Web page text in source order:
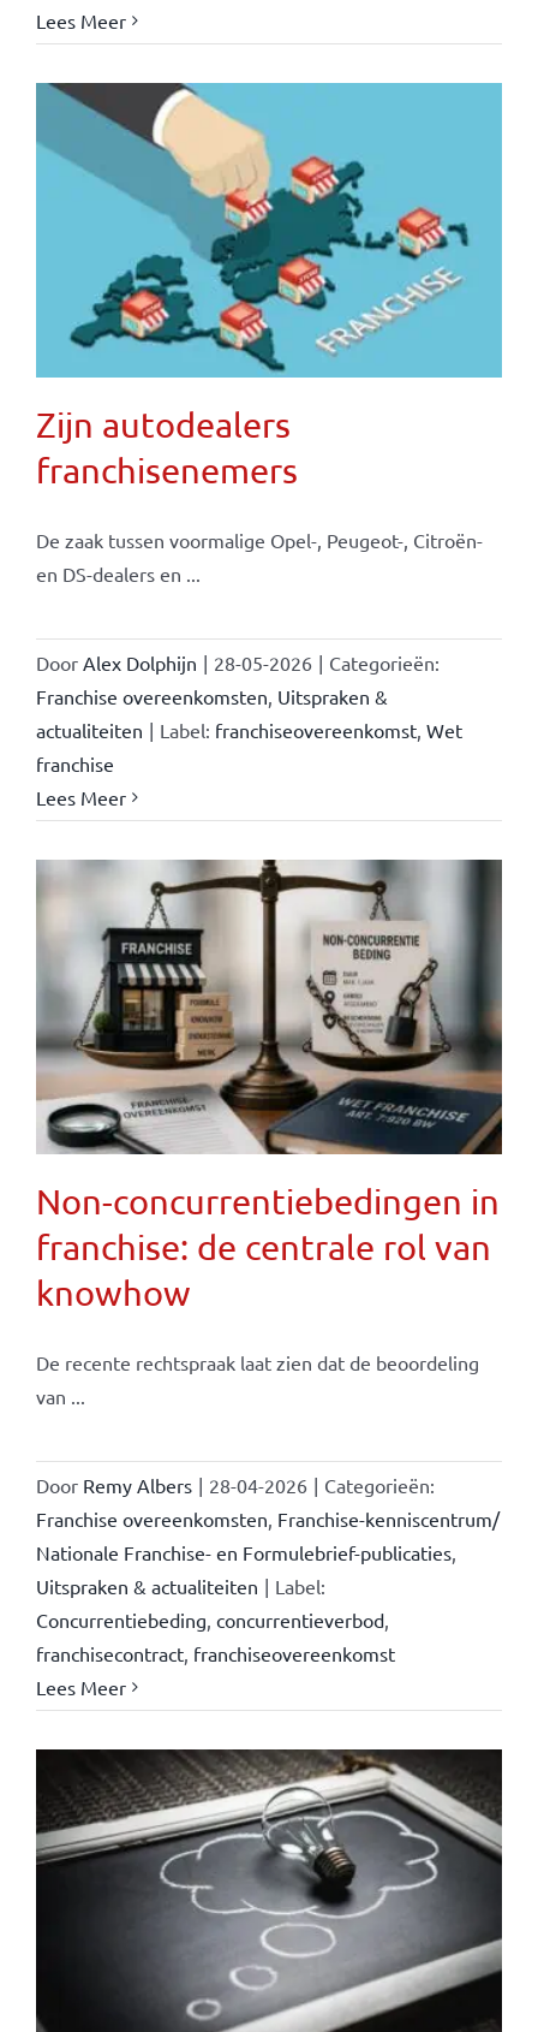
Lees Meer
Zijn autodealers
franchisenemers
De zaak tussen voormalige Opel-, Peugeot-, Citroën-
en DS-dealers en ...
Door Alex Dolphijn | 28-05-2026 | Categorieën:
Franchise overeenkomsten Uitspraken &
actualiteiten | Label: franchiseovereenkomst, Wet
franchise
Lees Meer
Non-concurrentiebedingen in
franchise: de centrale rol van
knowhow
De recente rechtspraak laat zien dat de beoordeling
van ...
Door Remy Albers | 28-04-2026 | Categorieën:
Franchise overeenkomsten Franchise-kenniscentrum/
Nationale Franchise- en Formulebrief-publicaties,
Uitspraken & actualiteiten | Label:
Concurrentiebeding concurrentieverbod,
franchisecontract, franchiseovereenkomst
Lees Meer